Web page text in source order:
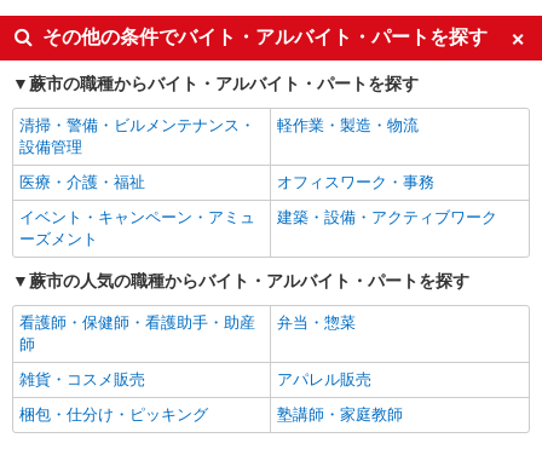
未経験歓迎
フリーター歓迎
ミドル（40代～）活躍中
エルダー（50代～）活躍中
シニア（60代～）活躍中
ボーナス・賞与あり
昇給あり
週2～3日勤務OK
扶養内勤務OK
交通費支給
社会保険あり
同じ職種から求人を探す
販売・接客サービス
コンビニ・スーパー
同じ特徴から求人を探す
未経験歓迎
ミドル（40代～）活躍中
その他の条件でバイト・アルバイト・パートを探す
蕨市の職種からバイト・アルバイト・パートを探す
清掃・警備・ビルメンテナンス・
設備管理
軽作業・製造・物流
医療・介護・福祉
オフィスワーク・事務
イベント・キャンペーン・アミュ
ーズメント
建築・設備・アクティブワーク
蕨市の人気の職種からバイト・アルバイト・パートを探す
看護師・保健師・看護助手・助産
師
弁当・惣菜
雑貨・コスメ販売
アパレル販売
梱包・仕分け・ピッキング
塾講師・家庭教師